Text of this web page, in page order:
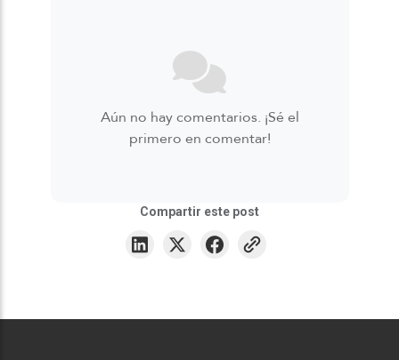
Aún no hay comentarios. ¡Sé el
primero en comentar!
Compartir este post